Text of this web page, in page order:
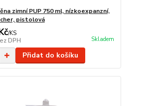
zimní PUP 750 ml, nízkoexpanzní,
pistolová
/KS
DPH Skladem
Přidat do košíku